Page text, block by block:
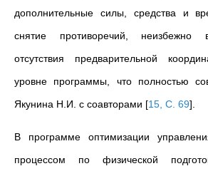
дополнительные силы, средства и
снятие противоречий, неизбежно
отсутствия предварительной
уровне программы, что полностью
Якунина Н.И. с соавторами [15, С. 69]
В программе оптимизации
процессом по физической